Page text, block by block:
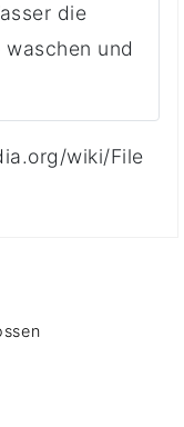
die
und
wiki/File